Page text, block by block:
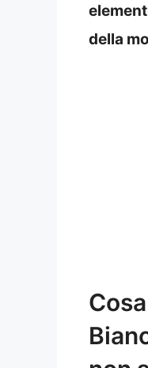
della